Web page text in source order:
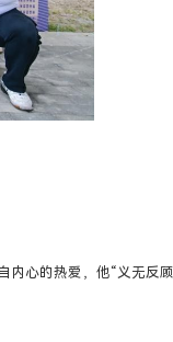
内心的热爱，他“义无反